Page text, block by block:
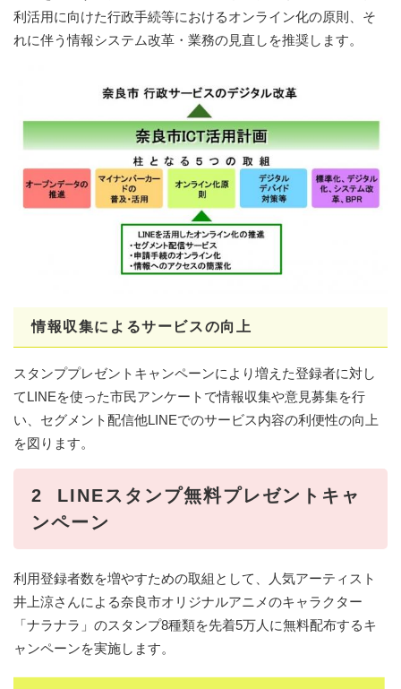
利活用に向けた行政手続等におけるオンライン化の原則、そ
れに伴う情報システム改革・業務の見直しを推奨します。
情報収集によるサービスの向上
スタンププレゼントキャンペーンにより増えた登録者に対し
てLINEを使った市民アンケートで情報収集や意見募集を行
い、セグメント配信他LINEでのサービス内容の利便性の向上
を図ります。
2 LINEスタンプ無料プレゼントキャ
ンペーン
利用登録者数を増やすための取組として、人気アーティスト
井上涼さんによる奈良市オリジナルアニメのキャラクター
「ナラナラ」のスタンプ8種類を先着5万人に無料配布するキ
ャンペーンを実施します。